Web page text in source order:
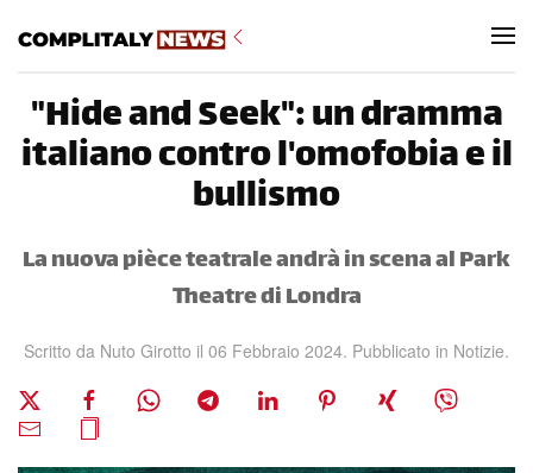
"Hide and Seek": un dramma
italiano contro l'omofobia e il
bullismo
La nuova pièce teatrale andrà in scena al Park
Theatre di Londra
Scritto da Nuto Girotto il 06 Febbraio 2024. Pubblicato in Notizie.